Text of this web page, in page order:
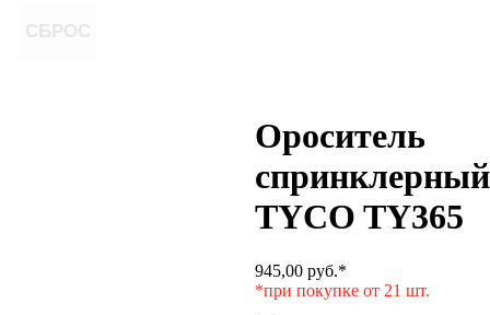
Ороситель
спринклерный
TYCO TY365
945,00 руб.*
*при покупке от 21 шт.